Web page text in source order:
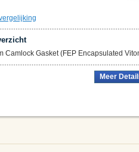
Camlock Gasket (FEP Encapsulated
Meer